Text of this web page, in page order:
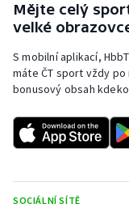
Rychlobruslení
Rychlostní
Sportovní střelba
Stolní tenis
Mějte celý
velké
S mobilní aplikací,
máte ČT sport vždy
bonusový obsah
SOCIÁLNÍ SÍTĚ